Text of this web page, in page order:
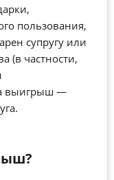
пользования,
супругу или
(в частности,
выигрыш —